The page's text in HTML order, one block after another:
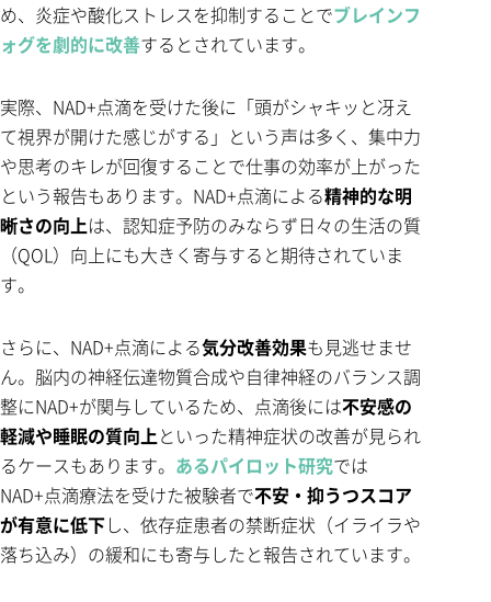
め、炎症や酸化ストレスを抑制することでブレインフ
ォグを劇的に改善するとされています。
実際、NAD+点滴を受けた後に「頭がシャキッと冴え
て視界が開けた感じがする」という声は多く、集中力
や思考のキレが回復することで仕事の効率が上がった
という報告もあります。NAD+点滴による精神的な明
晰さの向上は、認知症予防のみならず日々の生活の質
（QOL）向上にも大きく寄与すると期待されていま
す。
さらに、NAD+点滴による気分改善効果も見逃せませ
ん。脳内の神経伝達物質合成や自律神経のバランス調
整にNAD+が関与しているため、点滴後には不安感の
軽減や睡眠の質向上といった精神症状の改善が見られ
るケースもあります。 あるパイロット研究では
NAD+点滴療法を受けた被験者で不安・抑うつスコア
が有意に低下し、依存症患者の禁断症状（イライラや
落ち込み）の緩和にも寄与したと報告されています。